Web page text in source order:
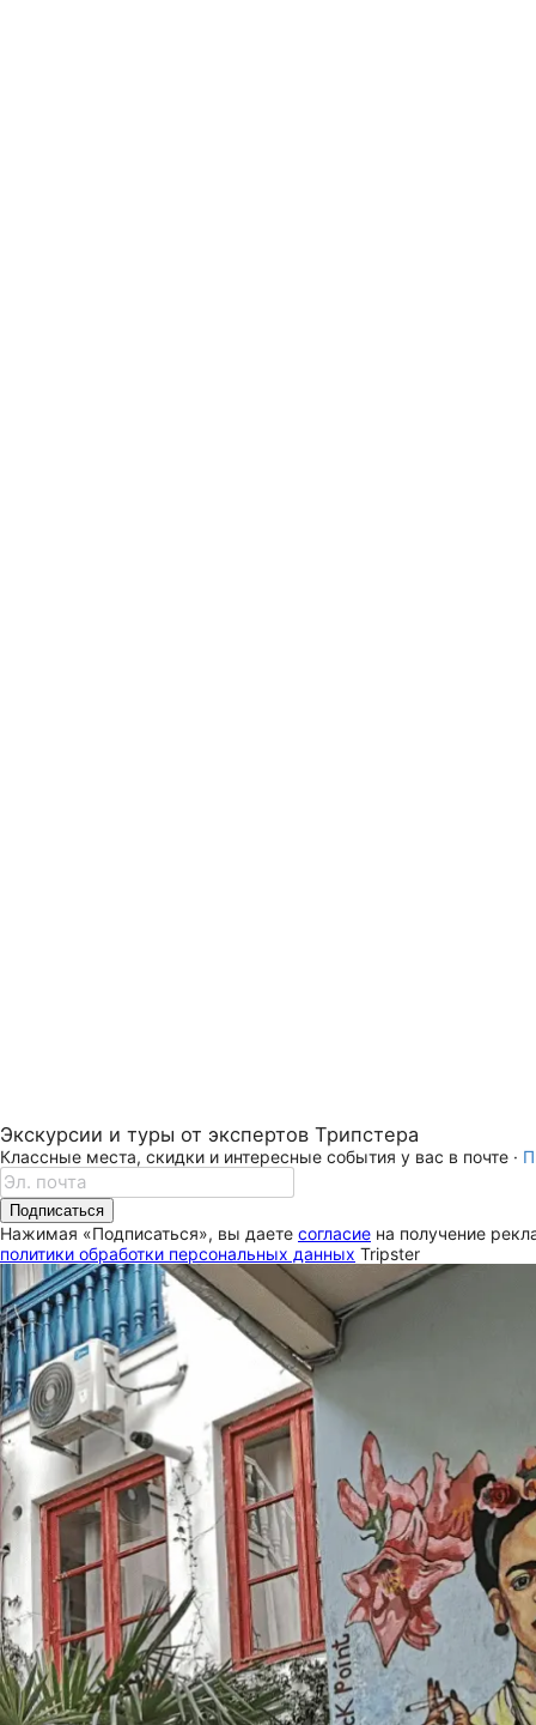
Экскурсии и туры от экспертов Трипстера
Классные места, скидки и интересные события у вас в почте ·
Подписаться
Нажимая «Подписаться», вы даете согласие на получение
политики обработки персональных данных Tripster